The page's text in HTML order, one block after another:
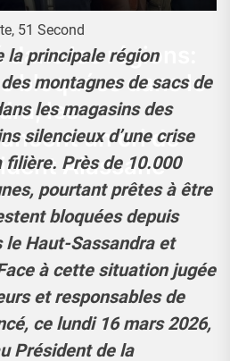
les régions:
bloquées dans le
les
un cri de
Alassane
51 Second
la principale région
montagnes de sacs de
les magasins des
silencieux d’une crise
Près de 10.000
pourtant prêtes à être
bloquées depuis
Haut-Sassandra et
à cette situation jugée
et responsables de
ce lundi 16 mars 2026,
Président de la